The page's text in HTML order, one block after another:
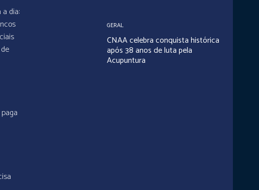
dia:
GERAL
CNAA celebra conquista histórica
após 38 anos de luta pela
Acupuntura